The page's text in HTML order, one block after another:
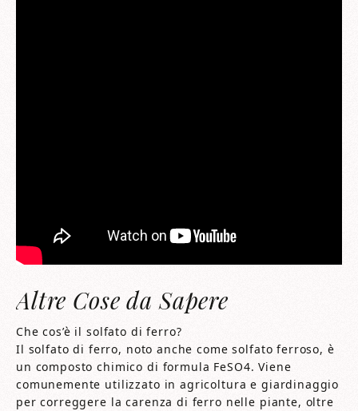
Altre Cose da Sapere
Che cos’è il solfato di ferro?
Il solfato di ferro, noto anche come solfato ferroso, è
un composto chimico di formula FeSO4. Viene
comunemente utilizzato in agricoltura e giardinaggio
per correggere la carenza di ferro nelle piante, oltre